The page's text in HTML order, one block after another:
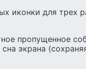
иконки для трех
пропущенное
экрана